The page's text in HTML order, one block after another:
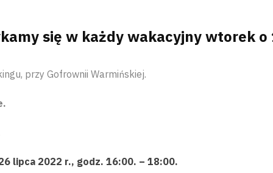
się w każdy wakacyjny wtorek o
przy Gofrownii Warmińskiej.
lipca 2022 r., godz. 16:00. – 18:00.